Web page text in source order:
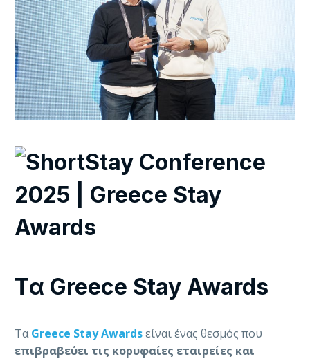
Tα Greece Stay Awards
ΤαGreece Stay Awardsείναι ένας θεσμός που
επιβραβεύει τις κορυφαίες εταιρείες και